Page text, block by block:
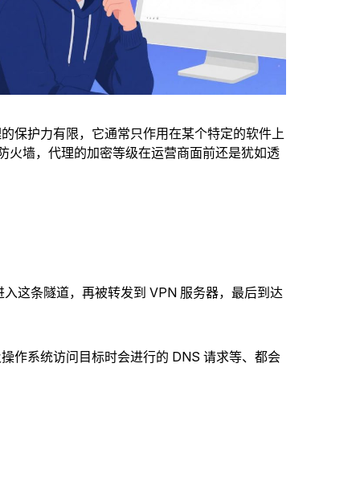
保护力有限，它通常只作用在某个特定的软件上
火墙，代理的加密等级在运营商面前还是犹如透
这条隧道，再被转发到 VPN 服务器，最后到达
作系统访问目标时会进行的 DNS 请求等、都会